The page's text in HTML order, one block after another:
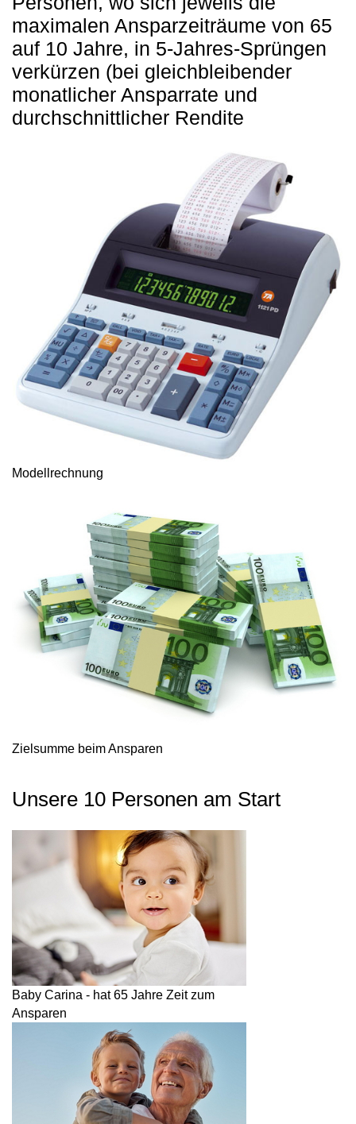
maximalen Ansparzeiträume von 65
auf 10 Jahre, in 5-Jahres-Sprüngen
verkürzen (bei gleichbleibender
monatlicher Ansparrate und
durchschnittlicher Rendite
Modellrechnung
Zielsumme beim Ansparen
Unsere 10 Personen am Start
Baby Carina - hat 65 Jahre Zeit zum
Ansparen